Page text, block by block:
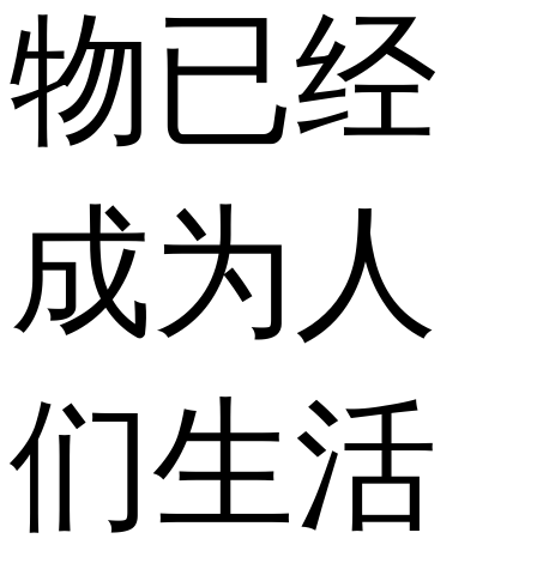
物已经
成为人
们生活